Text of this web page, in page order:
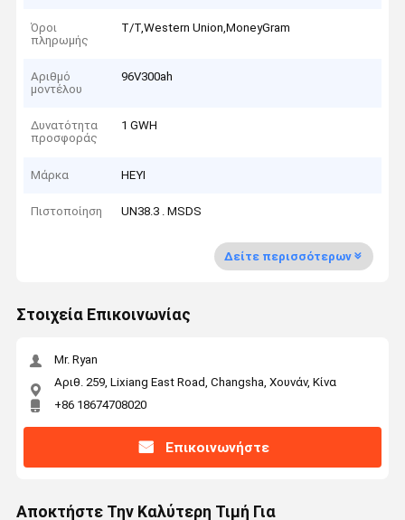
Όροι
πληρωμής
T/T,Western Union,MoneyGram
Αριθμό
μοντέλου
96V300ah
Δυνατότητα
προσφοράς
1 GWH
Μάρκα HEYI
Πιστοποίηση UN38.3 . MSDS
Δείτε περισσότερων
Στοιχεία Επικοινωνίας
Mr. Ryan
Αριθ. 259, Lixiang East Road, Changsha, Χουνάν, Κίνα
+86 18674708020
Επικοινωνήστε
Αποκτήστε Την Καλύτερη Τιμή Για